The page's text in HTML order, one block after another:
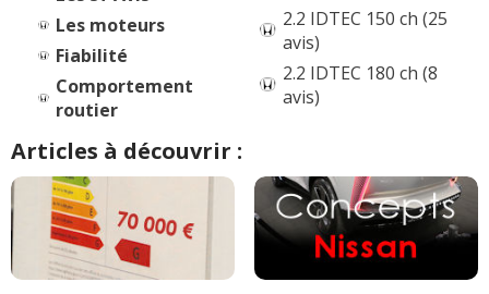
Les moteurs
Fiabilité
Comportement
routier
2.2 IDTEC 150 ch (25
avis)
2.2 IDTEC 180 ch (8
avis)
Articles à découvrir :